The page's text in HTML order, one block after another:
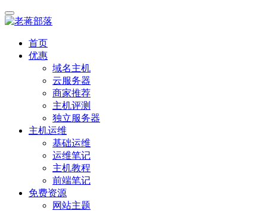
首页
优惠
域名主机
云服务器
商家推荐
主机评测
独立服务器
主机运维
基础运维
运维笔记
主机教程
前端笔记
免费资源
网站主题